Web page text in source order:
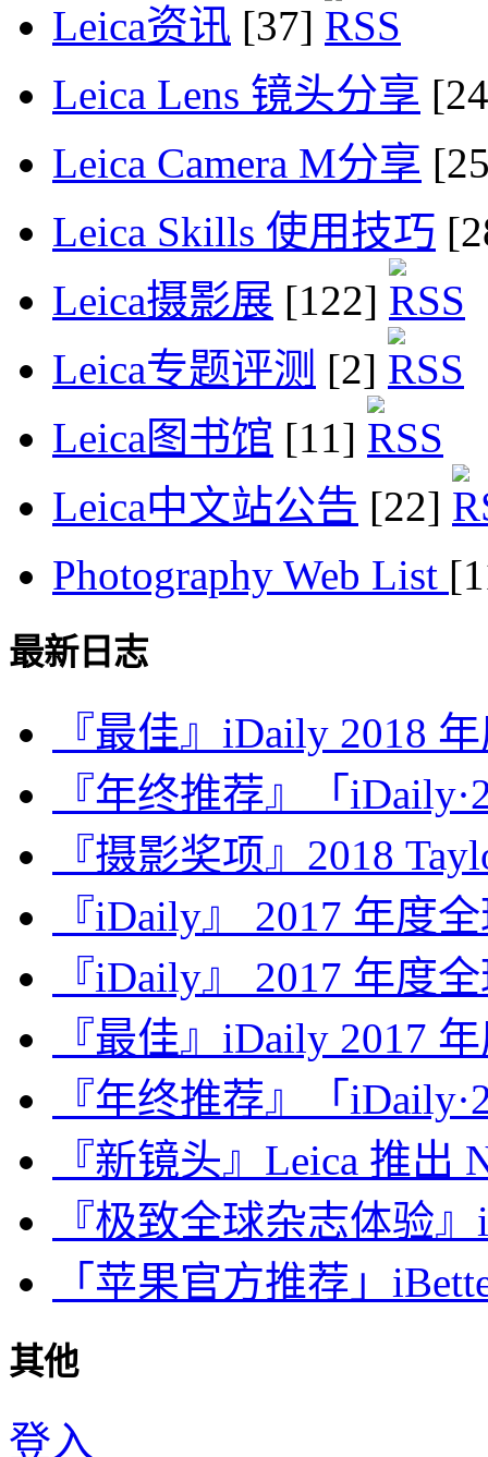
Leica资讯 [37]
Leica Lens 镜头分享
Leica Camera M分享
Leica Skills 使用技巧
Leica摄影展 [122]
Leica专题评测 [2]
Leica图书馆 [11]
Leica中文站公告 [22]
Photography Web List
最新日志
『最佳』iDaily 2018
『年终推荐』「
『摄影奖项』2018
『iDaily』 2017 年度
『iDaily』 2017 年度
『最佳』iDaily 2017
『年终推荐』「
『新镜头』Leica 推出
『极致全球杂志体验
「苹果官方推荐」
其他
登入